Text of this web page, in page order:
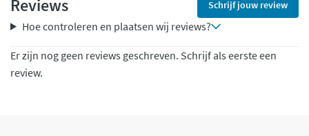
Reviews Schrijf jouw review
Hoe controleren en plaatsen wij reviews?
Er zijn nog geen reviews geschreven. Schrijf als eerste een
review.